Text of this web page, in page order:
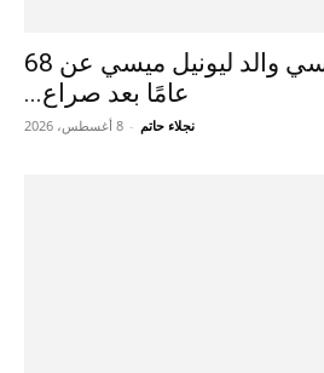
وفاة خورخي ميسي والد ليونيل ميسي عن 68
عامًا بعد صراع...
نجلاء حاتم - 8 أغسطس، 2026